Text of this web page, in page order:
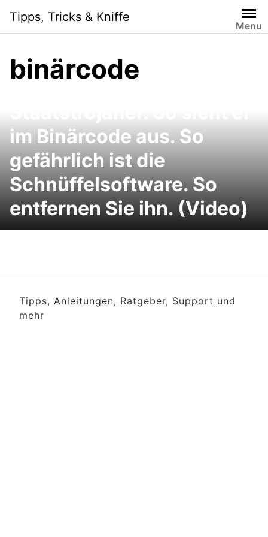
content
Tipps, Tricks & Kniffe
Menu
binärcode
Bundestrojaner geknackt:
im Binärcode aus. So
gefährlich ist die
Schnüffelsoftware. So
entfernen Sie ihn. (Video)
Tipps, Anleitungen, Ratgeber, Support und
mehr